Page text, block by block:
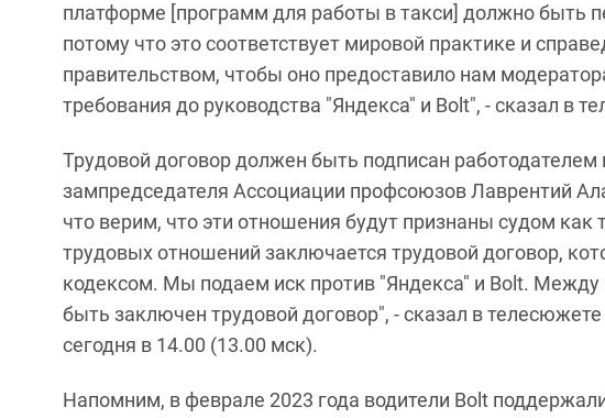
платформе [программ для работы в такси] должно быть
потому что это соответствует мировой практике и
правительством, чтобы оно предоставило нам
требования до руководства "Яндекса" и Bolt", - сказал в
Трудовой договор должен быть подписан работодателем
зампредседателя Ассоциации профсоюзов Лаврентий
что верим, что эти отношения будут признаны судом
трудовых отношений заключается трудовой договор,
кодексом. Мы подаем иск против "Яндекса" и Bolt.
быть заключен трудовой договор", - сказал в
сегодня в 14.00 (13.00 мск).
Напомним, в феврале 2023 года водители Bolt